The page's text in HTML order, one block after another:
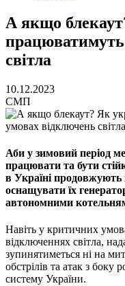
А якщо
світла
10.12.2023
СМП
Аби у зимовий період
працювати та бути
в Україні продовжують
оснащувати їх
автономними
Навіть у критичних
відключеннях світла,
зупинятиметься ні на
обстрілів та атак з боку
систему України.